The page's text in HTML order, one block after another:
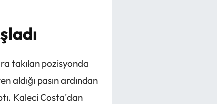
takılan pozisyonda
aldığı pasın ardından
Kaleci Costa'dan